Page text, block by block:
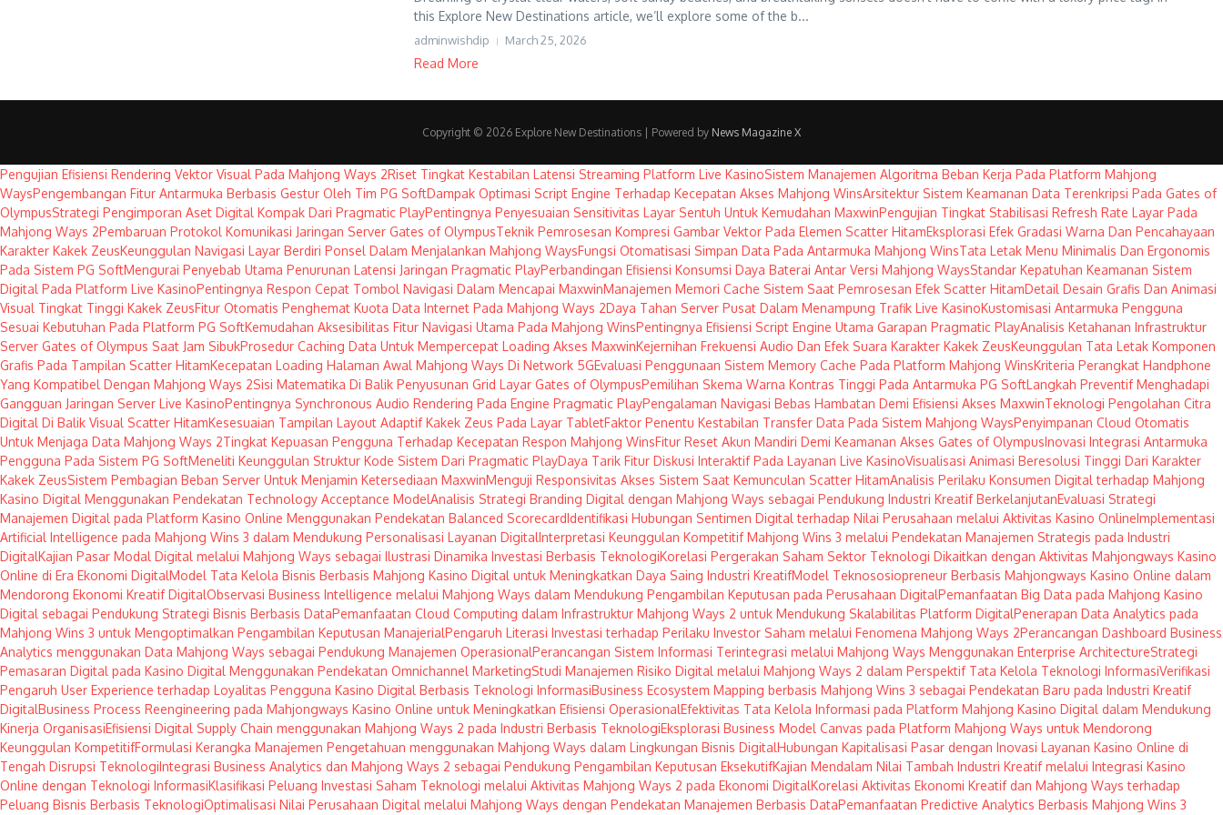
this Explore New Destinations article, we’ll explore some of the b...
adminwishdip March 25, 2026
Read More
Copyright © 2026 Explore New Destinations | Powered by News Magazine X
Pengujian Efisiensi Rendering Vektor Visual Pada Mahjong Ways 2Riset Tingkat Kestabilan Latensi Streaming Platform Live KasinoSistem Manajemen Algoritma Beban Kerja Pada Platform Mahjong
WaysPengembangan Fitur Antarmuka Berbasis Gestur Oleh Tim PG SoftDampak Optimasi Script Engine Terhadap Kecepatan Akses Mahjong WinsArsitektur Sistem Keamanan Data Terenkripsi Pada Gates of
OlympusStrategi Pengimporan Aset Digital Kompak Dari Pragmatic PlayPentingnya Penyesuaian Sensitivitas Layar Sentuh Untuk Kemudahan MaxwinPengujian Tingkat Stabilisasi Refresh Rate Layar Pada
Mahjong Ways 2Pembaruan Protokol Komunikasi Jaringan Server Gates of OlympusTeknik Pemrosesan Kompresi Gambar Vektor Pada Elemen Scatter HitamEksplorasi Efek Gradasi Warna Dan Pencahayaan
Karakter Kakek ZeusKeunggulan Navigasi Layar Berdiri Ponsel Dalam Menjalankan Mahjong WaysFungsi Otomatisasi Simpan Data Pada Antarmuka Mahjong WinsTata Letak Menu Minimalis Dan Ergonomis
Pada Sistem PG SoftMengurai Penyebab Utama Penurunan Latensi Jaringan Pragmatic PlayPerbandingan Efisiensi Konsumsi Daya Baterai Antar Versi Mahjong WaysStandar Kepatuhan Keamanan Sistem
Digital Pada Platform Live KasinoPentingnya Respon Cepat Tombol Navigasi Dalam Mencapai MaxwinManajemen Memori Cache Sistem Saat Pemrosesan Efek Scatter HitamDetail Desain Grafis Dan Animasi
Visual Tingkat Tinggi Kakek ZeusFitur Otomatis Penghemat Kuota Data Internet Pada Mahjong Ways 2Daya Tahan Server Pusat Dalam Menampung Trafik Live KasinoKustomisasi Antarmuka Pengguna
Sesuai Kebutuhan Pada Platform PG SoftKemudahan Aksesibilitas Fitur Navigasi Utama Pada Mahjong WinsPentingnya Efisiensi Script Engine Utama Garapan Pragmatic PlayAnalisis Ketahanan Infrastruktur
Server Gates of Olympus Saat Jam SibukProsedur Caching Data Untuk Mempercepat Loading Akses MaxwinKejernihan Frekuensi Audio Dan Efek Suara Karakter Kakek ZeusKeunggulan Tata Letak Komponen
Grafis Pada Tampilan Scatter HitamKecepatan Loading Halaman Awal Mahjong Ways Di Network 5GEvaluasi Penggunaan Sistem Memory Cache Pada Platform Mahjong WinsKriteria Perangkat Handphone
Yang Kompatibel Dengan Mahjong Ways 2Sisi Matematika Di Balik Penyusunan Grid Layar Gates of OlympusPemilihan Skema Warna Kontras Tinggi Pada Antarmuka PG SoftLangkah Preventif Menghadapi
Gangguan Jaringan Server Live KasinoPentingnya Synchronous Audio Rendering Pada Engine Pragmatic PlayPengalaman Navigasi Bebas Hambatan Demi Efisiensi Akses MaxwinTeknologi Pengolahan Citra
Digital Di Balik Visual Scatter HitamKesesuaian Tampilan Layout Adaptif Kakek Zeus Pada Layar TabletFaktor Penentu Kestabilan Transfer Data Pada Sistem Mahjong WaysPenyimpanan Cloud Otomatis
Untuk Menjaga Data Mahjong Ways 2Tingkat Kepuasan Pengguna Terhadap Kecepatan Respon Mahjong WinsFitur Reset Akun Mandiri Demi Keamanan Akses Gates of OlympusInovasi Integrasi Antarmuka
Pengguna Pada Sistem PG SoftMeneliti Keunggulan Struktur Kode Sistem Dari Pragmatic PlayDaya Tarik Fitur Diskusi Interaktif Pada Layanan Live KasinoVisualisasi Animasi Beresolusi Tinggi Dari Karakter
Kakek ZeusSistem Pembagian Beban Server Untuk Menjamin Ketersediaan MaxwinMenguji Responsivitas Akses Sistem Saat Kemunculan Scatter HitamAnalisis Perilaku Konsumen Digital terhadap Mahjong
Kasino Digital Menggunakan Pendekatan Technology Acceptance ModelAnalisis Strategi Branding Digital dengan Mahjong Ways sebagai Pendukung Industri Kreatif BerkelanjutanEvaluasi Strategi
Manajemen Digital pada Platform Kasino Online Menggunakan Pendekatan Balanced ScorecardIdentifikasi Hubungan Sentimen Digital terhadap Nilai Perusahaan melalui Aktivitas Kasino OnlineImplementasi
Artificial Intelligence pada Mahjong Wins 3 dalam Mendukung Personalisasi Layanan DigitalInterpretasi Keunggulan Kompetitif Mahjong Wins 3 melalui Pendekatan Manajemen Strategis pada Industri
DigitalKajian Pasar Modal Digital melalui Mahjong Ways sebagai Ilustrasi Dinamika Investasi Berbasis TeknologiKorelasi Pergerakan Saham Sektor Teknologi Dikaitkan dengan Aktivitas Mahjongways Kasino
Online di Era Ekonomi DigitalModel Tata Kelola Bisnis Berbasis Mahjong Kasino Digital untuk Meningkatkan Daya Saing Industri KreatifModel Teknososiopreneur Berbasis Mahjongways Kasino Online dalam
Mendorong Ekonomi Kreatif DigitalObservasi Business Intelligence melalui Mahjong Ways dalam Mendukung Pengambilan Keputusan pada Perusahaan DigitalPemanfaatan Big Data pada Mahjong Kasino
Digital sebagai Pendukung Strategi Bisnis Berbasis DataPemanfaatan Cloud Computing dalam Infrastruktur Mahjong Ways 2 untuk Mendukung Skalabilitas Platform DigitalPenerapan Data Analytics pada
Mahjong Wins 3 untuk Mengoptimalkan Pengambilan Keputusan ManajerialPengaruh Literasi Investasi terhadap Perilaku Investor Saham melalui Fenomena Mahjong Ways 2Perancangan Dashboard Business
Analytics menggunakan Data Mahjong Ways sebagai Pendukung Manajemen OperasionalPerancangan Sistem Informasi Terintegrasi melalui Mahjong Ways Menggunakan Enterprise ArchitectureStrategi
Pemasaran Digital pada Kasino Digital Menggunakan Pendekatan Omnichannel MarketingStudi Manajemen Risiko Digital melalui Mahjong Ways 2 dalam Perspektif Tata Kelola Teknologi InformasiVerifikasi
Pengaruh User Experience terhadap Loyalitas Pengguna Kasino Digital Berbasis Teknologi InformasiBusiness Ecosystem Mapping berbasis Mahjong Wins 3 sebagai Pendekatan Baru pada Industri Kreatif
DigitalBusiness Process Reengineering pada Mahjongways Kasino Online untuk Meningkatkan Efisiensi OperasionalEfektivitas Tata Kelola Informasi pada Platform Mahjong Kasino Digital dalam Mendukung
Kinerja OrganisasiEfisiensi Digital Supply Chain menggunakan Mahjong Ways 2 pada Industri Berbasis TeknologiEksplorasi Business Model Canvas pada Platform Mahjong Ways untuk Mendorong
Keunggulan KompetitifFormulasi Kerangka Manajemen Pengetahuan menggunakan Mahjong Ways dalam Lingkungan Bisnis DigitalHubungan Kapitalisasi Pasar dengan Inovasi Layanan Kasino Online di
Tengah Disrupsi TeknologiIntegrasi Business Analytics dan Mahjong Ways 2 sebagai Pendukung Pengambilan Keputusan EksekutifKajian Mendalam Nilai Tambah Industri Kreatif melalui Integrasi Kasino
Online dengan Teknologi InformasiKlasifikasi Peluang Investasi Saham Teknologi melalui Aktivitas Mahjong Ways 2 pada Ekonomi DigitalKorelasi Aktivitas Ekonomi Kreatif dan Mahjong Ways terhadap
Peluang Bisnis Berbasis TeknologiOptimalisasi Nilai Perusahaan Digital melalui Mahjong Ways dengan Pendekatan Manajemen Berbasis DataPemanfaatan Predictive Analytics Berbasis Mahjong Wins 3